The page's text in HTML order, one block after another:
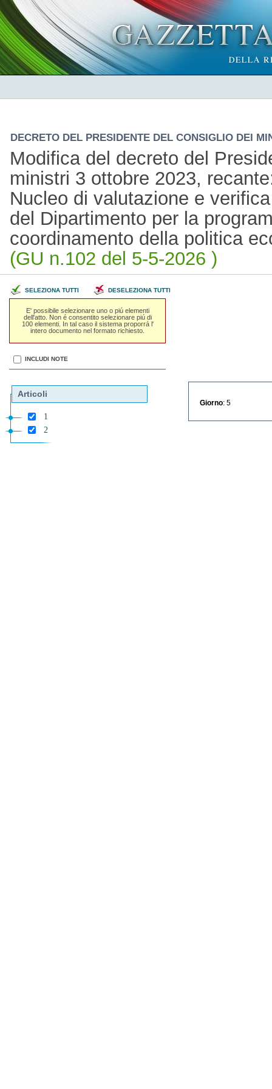
DECRETO DEL PRESIDENTE DEL CONSIGLIO DEI
Modifica del decreto del
ministri 3 ottobre 2023,
Nucleo di valutazione e
del Dipartimento per la
coordinamento della politica
(GU n.102 del 5-5-2026 )
SELEZIONA TUTTI DESELEZIONA TUTTI
E' possibile selezionare uno o piú elementi
dell'atto. Non é consentito selezionare piú di
100 elementi. In tal caso il sistema proporrá l'
intero documento nel formato richiesto.
INCLUDI NOTE
Articoli
1
2
Giorno : 5